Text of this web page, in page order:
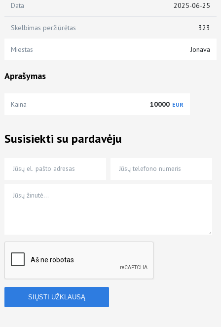
Data 2025-06-25
Skelbimas peržiūrėtas 323
Miestas Jonava
Aprašymas
Kaina 10000 EUR
Susisiekti su pardavėju